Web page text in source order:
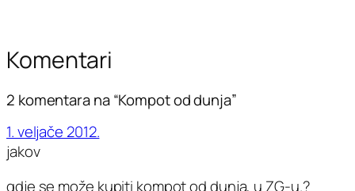
Komentari
2 komentara na “Kompot od dunja”
1. veljače 2012.
jakov
gdje se može kupiti kompot od dunja, u ZG-u.?